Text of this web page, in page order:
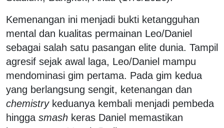
Kemenangan ini menjadi bukti ketangguhan
mental dan kualitas permainan Leo/Daniel
sebagai salah satu pasangan elite dunia. Tampil
agresif sejak awal laga, Leo/Daniel mampu
mendominasi gim pertama. Pada gim kedua
yang berlangsung sengit, ketenangan dan
chemistrykeduanya kembali menjadi pembeda
hingga smash keras Daniel memastikan